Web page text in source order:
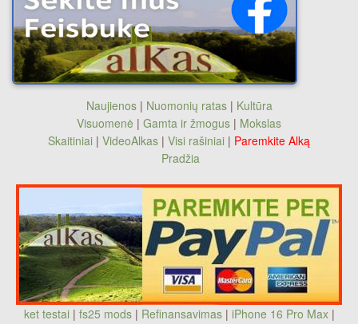
Naujienos| Nuomonių ratas| Kultūra
Visuomenė | Gamta ir žmogus | Mokslas
Skaitiniai | VideoAlkas | Visi rašiniai | Paremkite Alką
Pradžia
ket testai | fs25 mods| Refinansavimas| iPhone 16 Pro Max|